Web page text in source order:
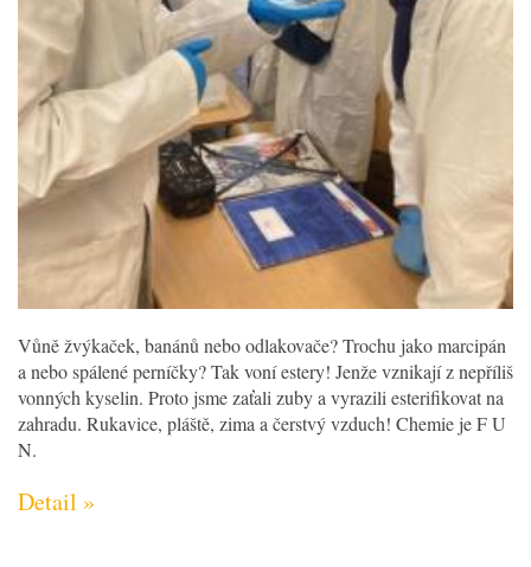
Vůně žvýkaček, banánů nebo odlakovače? Trochu jako marcipán
a nebo spálené perníčky? Tak voní estery! Jenže vznikají z nepříliš
vonných kyselin. Proto jsme zaťali zuby a vyrazili esterifikovat na
zahradu. Rukavice, pláště, zima a čerstvý vzduch! Chemie je F U
N.
Detail »